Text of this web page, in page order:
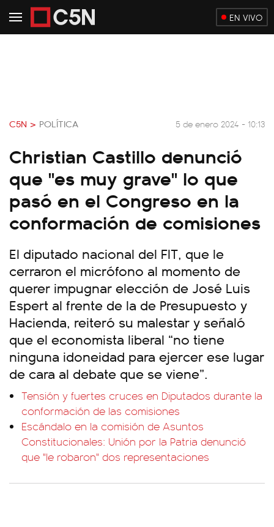
EN VIVO
C5N > POLÍTICA 5 de enero 2024 - 10:13
Christian Castillo denunció
que "es muy grave" lo que
pasó en el Congreso en la
conformación de comisiones
El diputado nacional del FIT, que le
cerraron el micrófono al momento de
querer impugnar elección de José Luis
Espert al frente de la de Presupuesto y
Hacienda, reiteró su malestar y señaló
que el economista liberal “no tiene
ninguna idoneidad para ejercer ese lugar
de cara al debate que se viene”.
Tensión y fuertes cruces en Diputados durante la
conformación de las comisiones
Escándalo en la comisión de Asuntos
Constitucionales: Unión por la Patria denunció
que "le robaron" dos representaciones